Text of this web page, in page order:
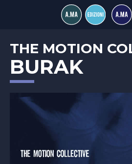
THE MOTION
BURAK